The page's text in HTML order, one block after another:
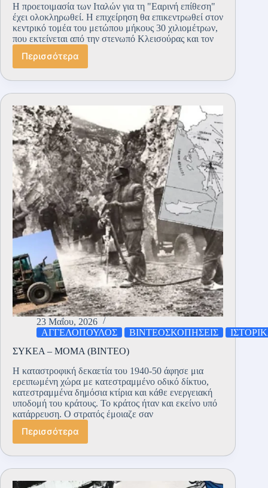
Η προετοιμασία των Ιταλών για τη "Εαρινή επίθεση"
έχει ολοκληρωθεί. Η επιχείρηση θα επικεντρωθεί στον
κεντρικό τομέα του μετώπου μήκους 30 χιλιομέτρων,
που εκτείνεται από την στενωπό Κλεισούρας και τον
Περισσότερα
Ιταλική
Επίθεση
(Operazione
Primavera)
1941:
Η
μάχη
στο
Ύψωμα
731
23 Μαΐου, 2026
ΑΓΓΕΛΟΠΟΥΛΟΣ
ΒΙΝΤΕΟΣΚΟΠΗΣΕΙΣ
ΣΥΚΕΑ – ΜΟΜΑ (ΒΙΝΤΕΟ)
Η καταστροφική δεκαετία του 1940-50 άφησε μια
ερειπωμένη χώρα με κατεστραμμένο οδικό δίκτυο,
κατεστραμμένα δημόσια κτίρια και κάθε ενεργειακή
υποδομή του κράτους. Το κράτος ήταν και εκείνο υπό
κατάρρευση. Ο στρατός έμοιαζε σαν
Περισσότερα
ΣΥΚΕΑ
–
ΜΟΜΑ
(ΒΙΝΤΕΟ)